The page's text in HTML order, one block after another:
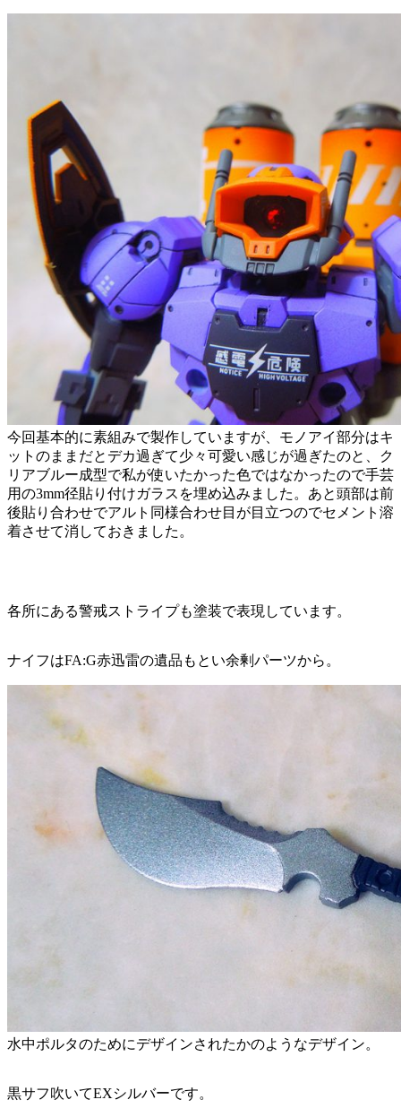
今回基本的に素組みで製作していますが、モノアイ部分はキ
ットのままだとデカ過ぎて少々可愛い感じが過ぎたのと、ク
リアブルー成型で私が使いたかった色ではなかったので手芸
用の3mm径貼り付けガラスを埋め込みました。あと頭部は前
後貼り合わせでアルト同様合わせ目が目立つのでセメント溶
着させて消しておきました。
各所にある警戒ストライプも塗装で表現しています。
ナイフはFA:G赤迅雷の遺品もとい余剰パーツから。
水中ポルタのためにデザインされたかのようなデザイン。
黒サフ吹いてEXシルバーです。